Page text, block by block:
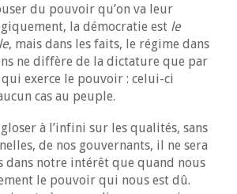
du pouvoir qu’on va leur
la démocratie est le
, mais dans les faits, le régime dans
ne diffère de la dictature que par
exerce le pouvoir : celui-ci
cas au peuple.
à l’infini sur les qualités, sans
de nos gouvernants, il ne sera
dans notre intérêt que quand nous
le pouvoir qui nous est dû.